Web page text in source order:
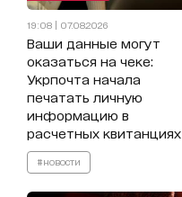
19:08 | 07.08.2026
Ваши данные могут
оказаться на чеке:
Укрпочта начала
печатать личную
информацию в
расчетных квитанциях
#новости